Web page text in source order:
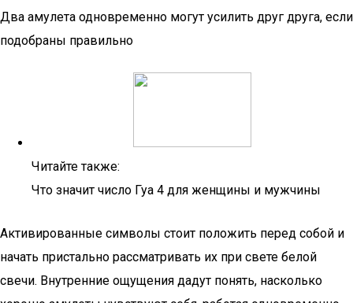
Два амулета одновременно могут усилить друг друга, если
подобраны правильно
Читайте также:
Что значит число Гуа 4 для женщины и мужчины
Активированные символы стоит положить перед собой и
начать пристально рассматривать их при свете белой
свечи. Внутренние ощущения дадут понять, насколько